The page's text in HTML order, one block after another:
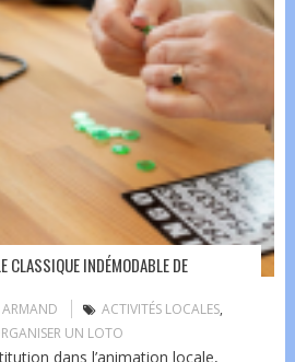
CLASSIQUE INDÉMODABLE DE
ARMAND ACTIVITÉS LOCALES,
UN LOTO
dans l’animation locale,